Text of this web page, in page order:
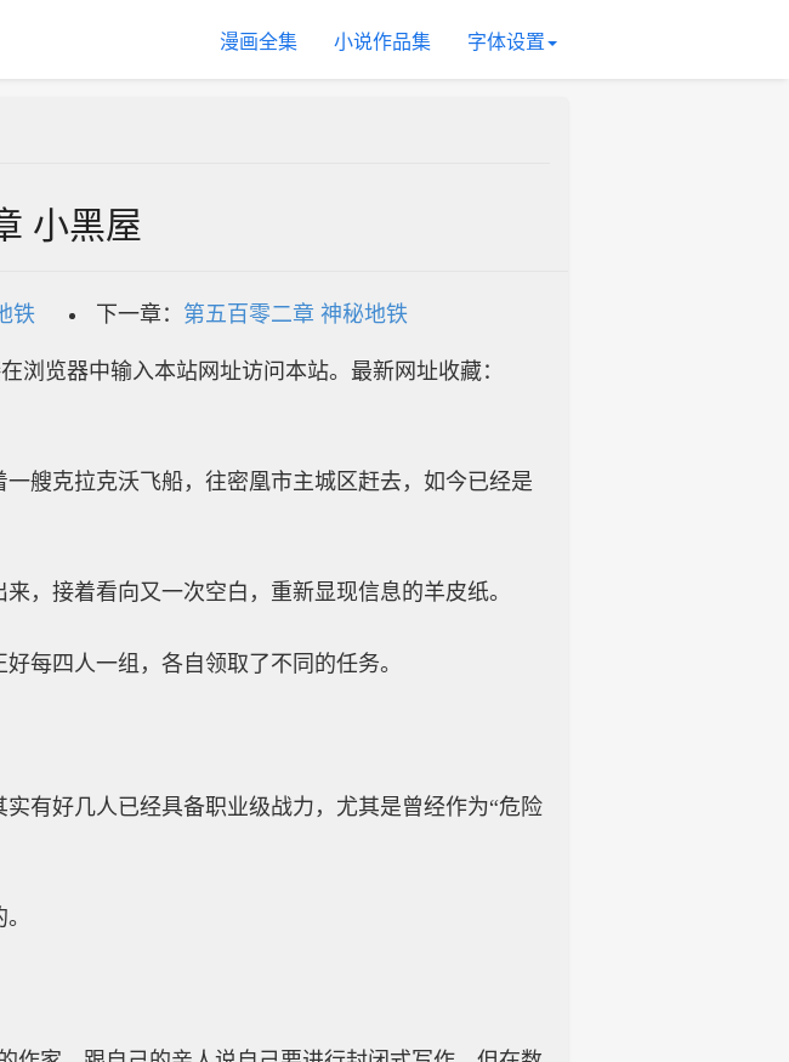
漫画全集 小说作品集 字体设置
小黑屋
铁 下一章： 第五百零二章 神秘地铁
浏览器中输入本站网址访问本站。最新网址收藏：
艘克拉克沃飞船，往密凰市主城区赶去，如今已经是
，接着看向又一次空白，重新显现信息的羊皮纸。
每四人一组，各自领取了不同的任务。
有好几人已经具备职业级战力，尤其是曾经作为“危险